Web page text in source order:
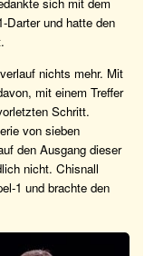
sich mit dem
Darter und hatte den
nichts mehr. Mit
mit einem Treffer
Schritt.
von sieben
den Ausgang dieser
nicht. Chisnall
1 und brachte den